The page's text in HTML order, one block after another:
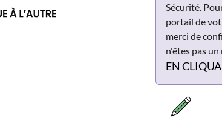
Sécurité.
portail de
merci de
n'êtes pas
EN